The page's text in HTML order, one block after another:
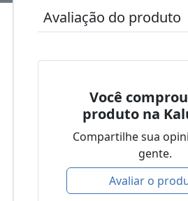
Avaliação do produto
Você
produto na
Compartilhe sua
gente.
Avaliar o